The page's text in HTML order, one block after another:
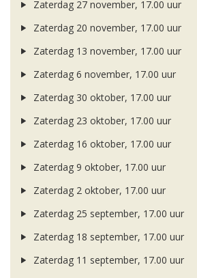
Zaterdag 27 november, 17.00 uur
Zaterdag 20 november, 17.00 uur
Zaterdag 13 november, 17.00 uur
Zaterdag 6 november, 17.00 uur
Zaterdag 30 oktober, 17.00 uur
Zaterdag 23 oktober, 17.00 uur
Zaterdag 16 oktober, 17.00 uur
Zaterdag 9 oktober, 17.00 uur
Zaterdag 2 oktober, 17.00 uur
Zaterdag 25 september, 17.00 uur
Zaterdag 18 september, 17.00 uur
Zaterdag 11 september, 17.00 uur